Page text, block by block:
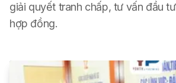
giải quyết tranh chấp, tư vấn đầu
hợp đồng.